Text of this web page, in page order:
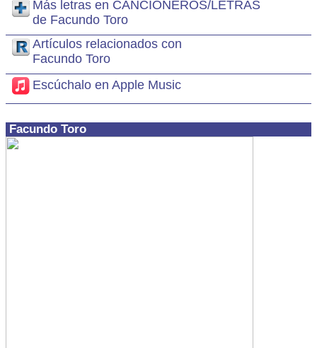
Más letras en CANCIONEROS/LETRAS
de Facundo Toro
Artículos relacionados con
Facundo Toro
Escúchalo en Apple Music
Facundo Toro